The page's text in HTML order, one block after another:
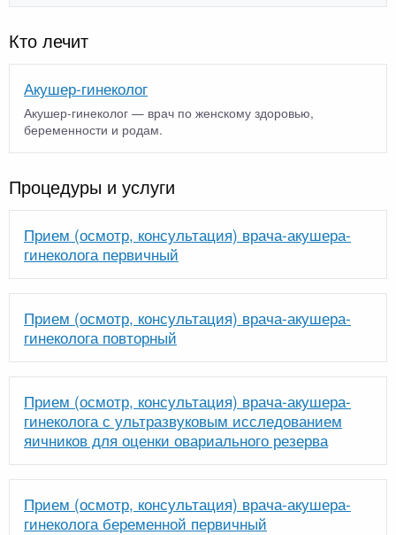
Кто лечит
Акушер-гинеколог
Акушер-гинеколог — врач по женскому здоровью,
беременности и родам.
Процедуры и услуги
Прием (осмотр, консультация) врача-акушера-
гинеколога первичный
Прием (осмотр, консультация) врача-акушера-
гинеколога повторный
Прием (осмотр, консультация) врача-акушера-
гинеколога с ультразвуковым исследованием
яичников для оценки овариального резерва
Прием (осмотр, консультация) врача-акушера-
гинеколога беременной первичный